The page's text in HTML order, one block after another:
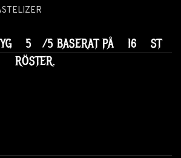
5 /5 BASERAT PÅ 16
ST
RÖSTER.